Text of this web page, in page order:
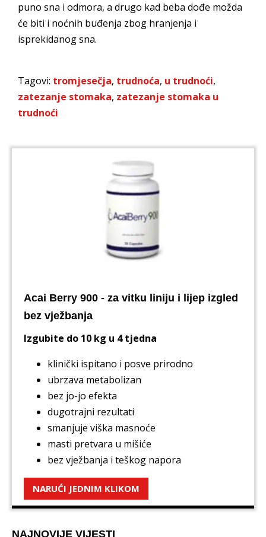
puno sna i odmora, a drugo kad beba dođe možda
će biti i noćnih buđenja zbog hranjenja i
isprekidanog sna.
Tagovi: tromjesečja, trudnoća, u trudnoći,
zatezanje stomaka, zatezanje stomaka u
trudnoći
Acai Berry 900 - za vitku liniju i lijep izgled
bez vježbanja
Izgubite do 10 kg u 4 tjedna
klinički ispitano i posve prirodno
ubrzava metabolizan
bez jo-jo efekta
dugotrajni rezultati
smanjuje viška masnoće
masti pretvara u mišiće
bez vježbanja i teškog napora
NARUĆI JEDNIM KLIKOM
NAJNOVIJE VIJESTI